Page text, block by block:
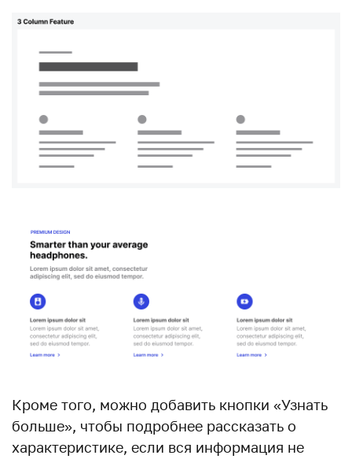
Кроме того, можно добавить кнопки «Узнать
больше», чтобы подробнее рассказать о
характеристике, если вся информация не